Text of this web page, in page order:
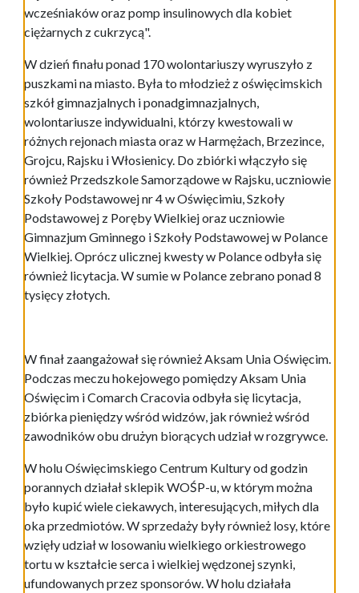
wcześniaków oraz pomp insulinowych dla kobiet
ciężarnych z cukrzycą".
W dzień finału ponad 170 wolontariuszy wyruszyło z
puszkami na miasto. Była to młodzież z oświęcimskich
szkół gimnazjalnych i ponadgimnazjalnych,
wolontariusze indywidualni, którzy kwestowali w
różnych rejonach miasta oraz w Harmężach, Brzezince,
Grojcu, Rajsku i Włosienicy. Do zbiórki włączyło się
również Przedszkole Samorządowe w Rajsku, uczniowie
Szkoły Podstawowej nr 4 w Oświęcimiu, Szkoły
Podstawowej z Poręby Wielkiej oraz uczniowie
Gimnazjum Gminnego i Szkoły Podstawowej w Polance
Wielkiej. Oprócz ulicznej kwesty w Polance odbyła się
również licytacja. W sumie w Polance zebrano ponad 8
tysięcy złotych.
W finał zaangażował się również Aksam Unia Oświęcim.
Podczas meczu hokejowego pomiędzy Aksam Unia
Oświęcim i Comarch Cracovia odbyła się licytacja,
zbiórka pieniędzy wśród widzów, jak również wśród
zawodników obu drużyn biorących udział w rozgrywce.
W holu Oświęcimskiego Centrum Kultury od godzin
porannych działał sklepik WOŚP-u, w którym można
było kupić wiele ciekawych, interesujących, miłych dla
oka przedmiotów. W sprzedaży były również losy, które
wzięły udział w losowaniu wielkiego orkiestrowego
tortu w kształcie serca i wielkiej wędzonej szynki,
ufundowanych przez sponsorów. W holu działała